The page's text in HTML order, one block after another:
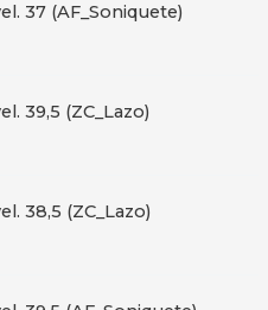
37 (AF_Soniquete)
39,5 (ZC_Lazo)
38,5 (ZC_Lazo)